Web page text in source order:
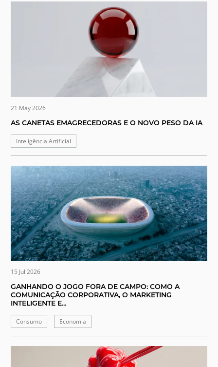
21 May 2026
AS CANETAS EMAGRECEDORAS E O NOVO PESO DA IA
Inteligência Artificial
15 Jul 2026
GANHANDO O JOGO FORA DE CAMPO: COMO A
COMUNICAÇÃO CORPORATIVA, O MARKETING
INTELIGENTE E...
Consumo Economia